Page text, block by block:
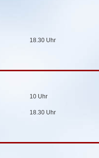
18.30 Uhr
10 Uhr
18.30 Uhr